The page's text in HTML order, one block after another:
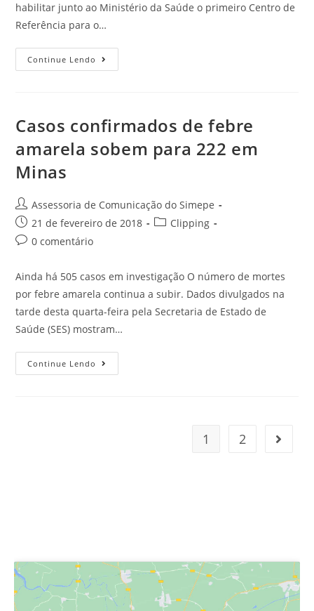
habilitar junto ao Ministério da Saúde o primeiro Centro de
Referência para o…
Continue Lendo
Casos confirmados de febre
amarela sobem para 222 em
Minas
Assessoria de Comunicação do Simepe
21 de fevereiro de 2018
Clipping
0 comentário
Ainda há 505 casos em investigação O número de mortes
por febre amarela continua a subir. Dados divulgados na
tarde desta quarta-feira pela Secretaria de Estado de
Saúde (SES) mostram…
Continue Lendo
1 2